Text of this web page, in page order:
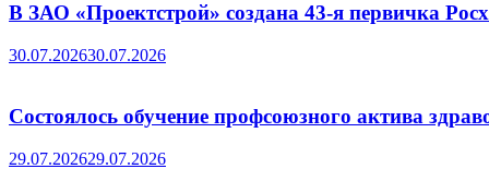
В ЗАО «Проектстрой» создана 43-я первичка
30.07.202630.07.2026
Состоялось обучение профсоюзного актива
29.07.202629.07.2026